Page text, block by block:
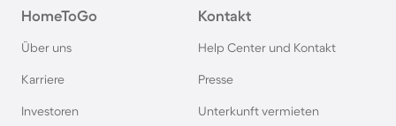
Camping im Harz
Camping auf Usedom
HomeToGo
Über uns
Karriere
Investoren
Kontakt
Help Center und Kontakt
Presse
Unterkunft vermieten